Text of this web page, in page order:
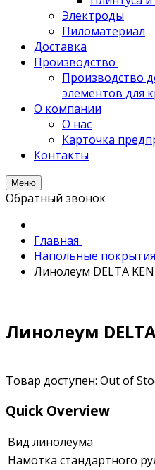
Электроды
Пиломатериал
Доставка
Производство
Производство
элементов для
О компании
О нас
Карточка
Контакты
Меню
Обратный звонок
Главная
Напольные покрытия
Линолеум DELTA
Линолеум
Товар доступен: Out of
Quick Overview
Вид линолеума
Намотка стандартного